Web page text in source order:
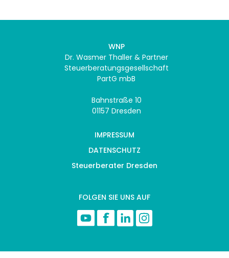
WNP
Dr. Wasmer Thaller & Partner
Steuerberatungsgesellschaft
PartG mbB
Bahnstraße 10
01157 Dresden
IMPRESSUM
DATENSCHUTZ
Steuerberater Dresden
FOLGEN SIE UNS AUF